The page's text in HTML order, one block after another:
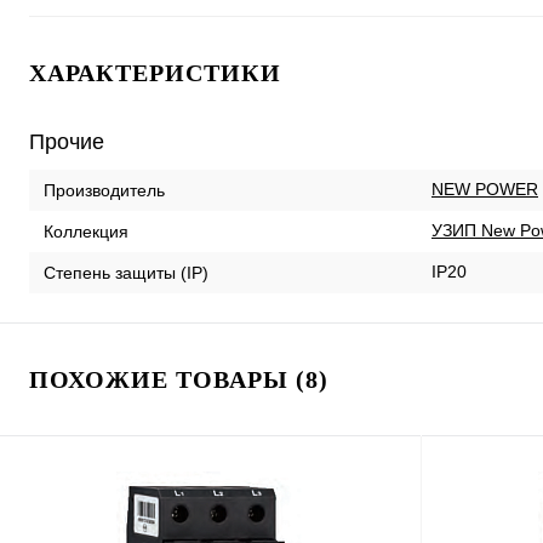
ХАРАКТЕРИСТИКИ
Прочие
Производитель NEW POWER
Коллекция УЗИП New
Степень защиты (IP) IP20
ПОХОЖИЕ ТОВАРЫ (8)